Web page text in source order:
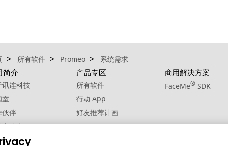
所有软件 Promeo 系统需求
简介
讯连科技
室
伙伴
商信息
我们
产品专区
所有软件
行动 App
好友推荐计画
商用解决方案
FaceMe® SDK